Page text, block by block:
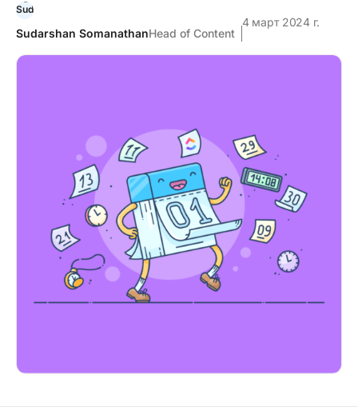
Sudarshan SomanathanHead of Content
4 март 2024 г.